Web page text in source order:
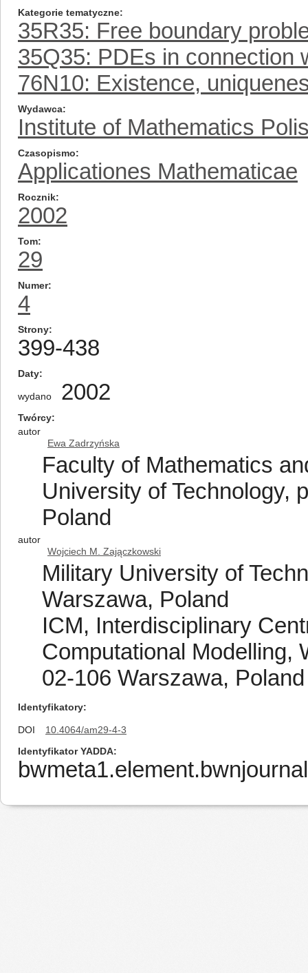
Kategorie tematyczne
35R35: Free boundary
35Q35: PDEs in connection
76N10: Existence,
Wydawca
Institute of Mathematics
Czasopismo
Applicationes Mathematicae
Rocznik
2002
Tom
29
Numer
4
Strony
399-438
Daty
wydano 2002
Twórcy
autor
Ewa Zadrzyńska
Faculty of Mathematics
University of Technology,
Poland
autor
Wojciech M. Zajączkowski
Military University of
Warszawa, Poland
ICM, Interdisciplinary
Computational Modelling,
02-106 Warszawa, Poland
Identyfikatory
DOI
10.4064/am29-4-3
Identyfikator YADDA